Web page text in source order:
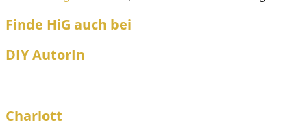
Finde HiG auch bei
DIY AutorIn
Charlott